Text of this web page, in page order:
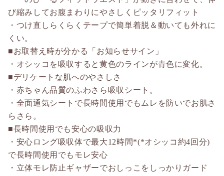
び縮みしてお腹まわりにやさしくピッタリフィット
・つけ直しらくらくテープで簡単着脱＆動いても外れに
くい。
■お取替え時が分かる「お知らせサイン」
・オシッコを吸収すると黄色のラインが青色に変化。
■デリケートな肌へのやさしさ
・赤ちゃん品質のふわさら吸収シート。
・全面通気シートで長時間使用でもムレを防いでお肌さ
らさら。
■長時間使用でも安心の吸収力
・安心ロング吸収体で最大12時間*(*オシッコ約4回分)
で長時間使用でもモレ安心
・立体モレ防止ギャザーでおしっこをしっかりガード